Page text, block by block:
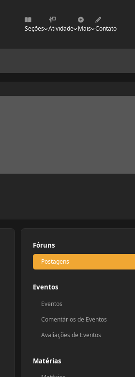
Seções Atividade Mais Contato
Fóruns
Postagens
Eventos
Eventos
Comentários de Eventos
Avaliações de Eventos
Matérias